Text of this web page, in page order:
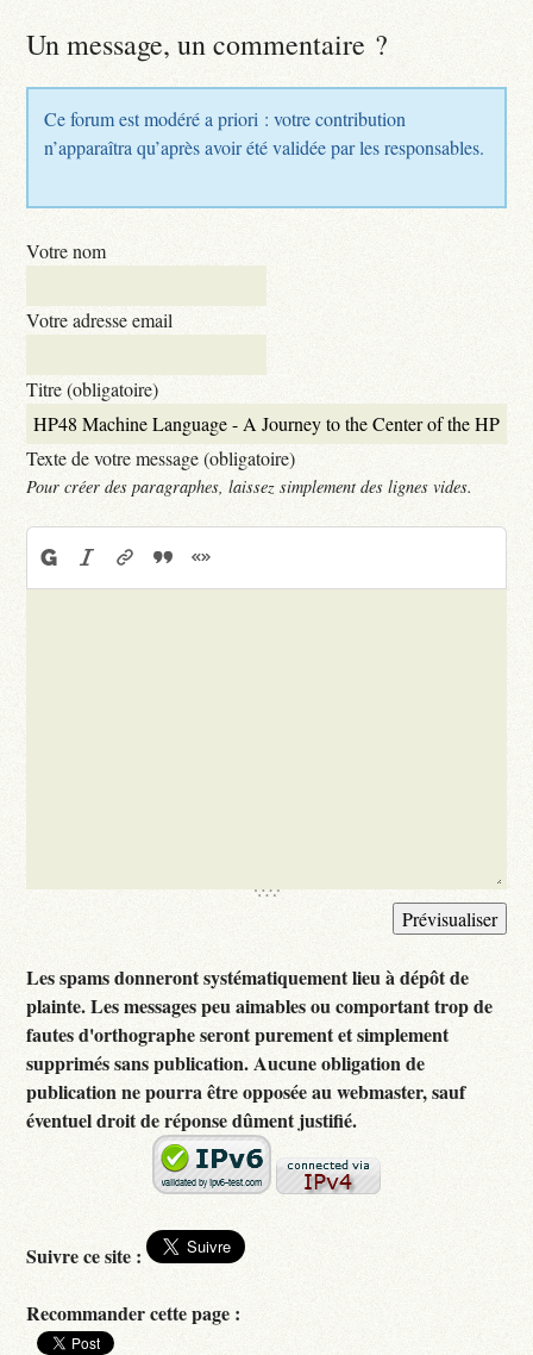
Un message, un commentaire ?
Ce forum est modéré a priori : votre contribution
n’apparaîtra qu’après avoir été validée par les responsables.
Votre nom
Votre adresse email
Titre (obligatoire)
Texte de votre message (obligatoire)
Pour créer des paragraphes, laissez simplement des lignes vides.
Les spams donneront systématiquement lieu à dépôt de
plainte. Les messages peu aimables ou comportant trop de
fautes d'orthographe seront purement et simplement
supprimés sans publication. Aucune obligation de
publication ne pourra être opposée au webmaster, sauf
éventuel droit de réponse dûment justifié.
Suivre ce site :
Recommander cette page :